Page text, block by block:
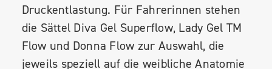
Druckentlastung. Für Fahrerinnen stehen
die Sättel Diva Gel Superflow, Lady Gel TM
Flow und Donna Flow zur Auswahl, die
jeweils speziell auf die weibliche Anatomie